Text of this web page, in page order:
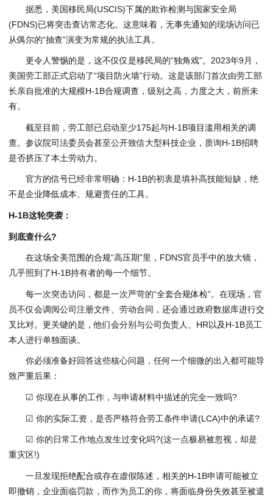
据悉，美国移民局(USCIS)下属的欺诈检测与国家安全局
(FDNS)已将突击查访常态化。这意味着，无事先通知的现场访问已
从偶尔的“抽查”演变为常规的执法工具。
更令人警惕的是，这不仅仅是移民局的“独角戏”。2023年9月，
美国劳工部正式启动了“项目防火墙”行动。这是该部门首次由劳工部
长亲自批准的大规模H-1B合规调查，级别之高，力度之大，前所未
有。
截至目前，劳工部已启动至少175起与H-1B项目滥用相关的调
查。参议院司法委员会甚至公开致信大型科技企业，质询H-1B招聘
是否挤压了本土劳动力。
官方的信号已经非常明确：H-1B的初衷是填补高技能短缺，绝
不是企业降低成本、规避责任的工具。
H-1B这轮突袭：
到底查什么?
在这场全美范围的合规“高压期”里，FDNS官员手中的放大镜，
几乎照到了H-1B持有者的每一个细节。
每一次突击访问，都是一次严苛的“全套合规体检”。在现场，官
员不仅会调阅公司注册文件、劳动合同，还会通过政府数据库进行交
叉比对。更关键的是，他们会分别与公司负责人、HR以及H-1B员工
本人进行单独面谈。
你必须准备好回答这些核心问题，任何一个细微的出入都可能导
致严重后果：
☑ 你现在从事的工作，与申请材料中描述的完全一致吗?
☑ 你的实际工资，是否严格符合劳工条件申请(LCA)中的承诺?
☑ 你的日常工作地点发生过变化吗?(这一点极易被忽视，却是
重灾区!)
一旦发现拒绝配合或存在虚假陈述，相关的H-1B申请可能被立
即撤销，企业面临罚款，而作为员工的你，将面临身份失效甚至被遣